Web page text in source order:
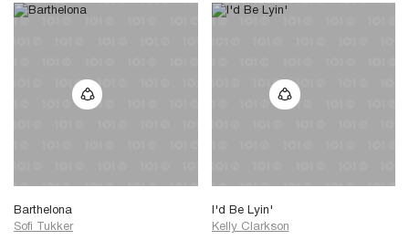
Barthelona
Sofi Tukker
I'd Be Lyin'
Kelly Clarkson